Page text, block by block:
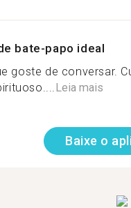
bate-papo ideal
goste de conversar.
Leia mais
Baixe o